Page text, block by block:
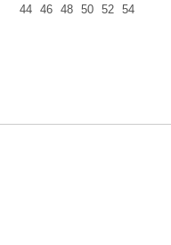
44
46 48 50 52 54